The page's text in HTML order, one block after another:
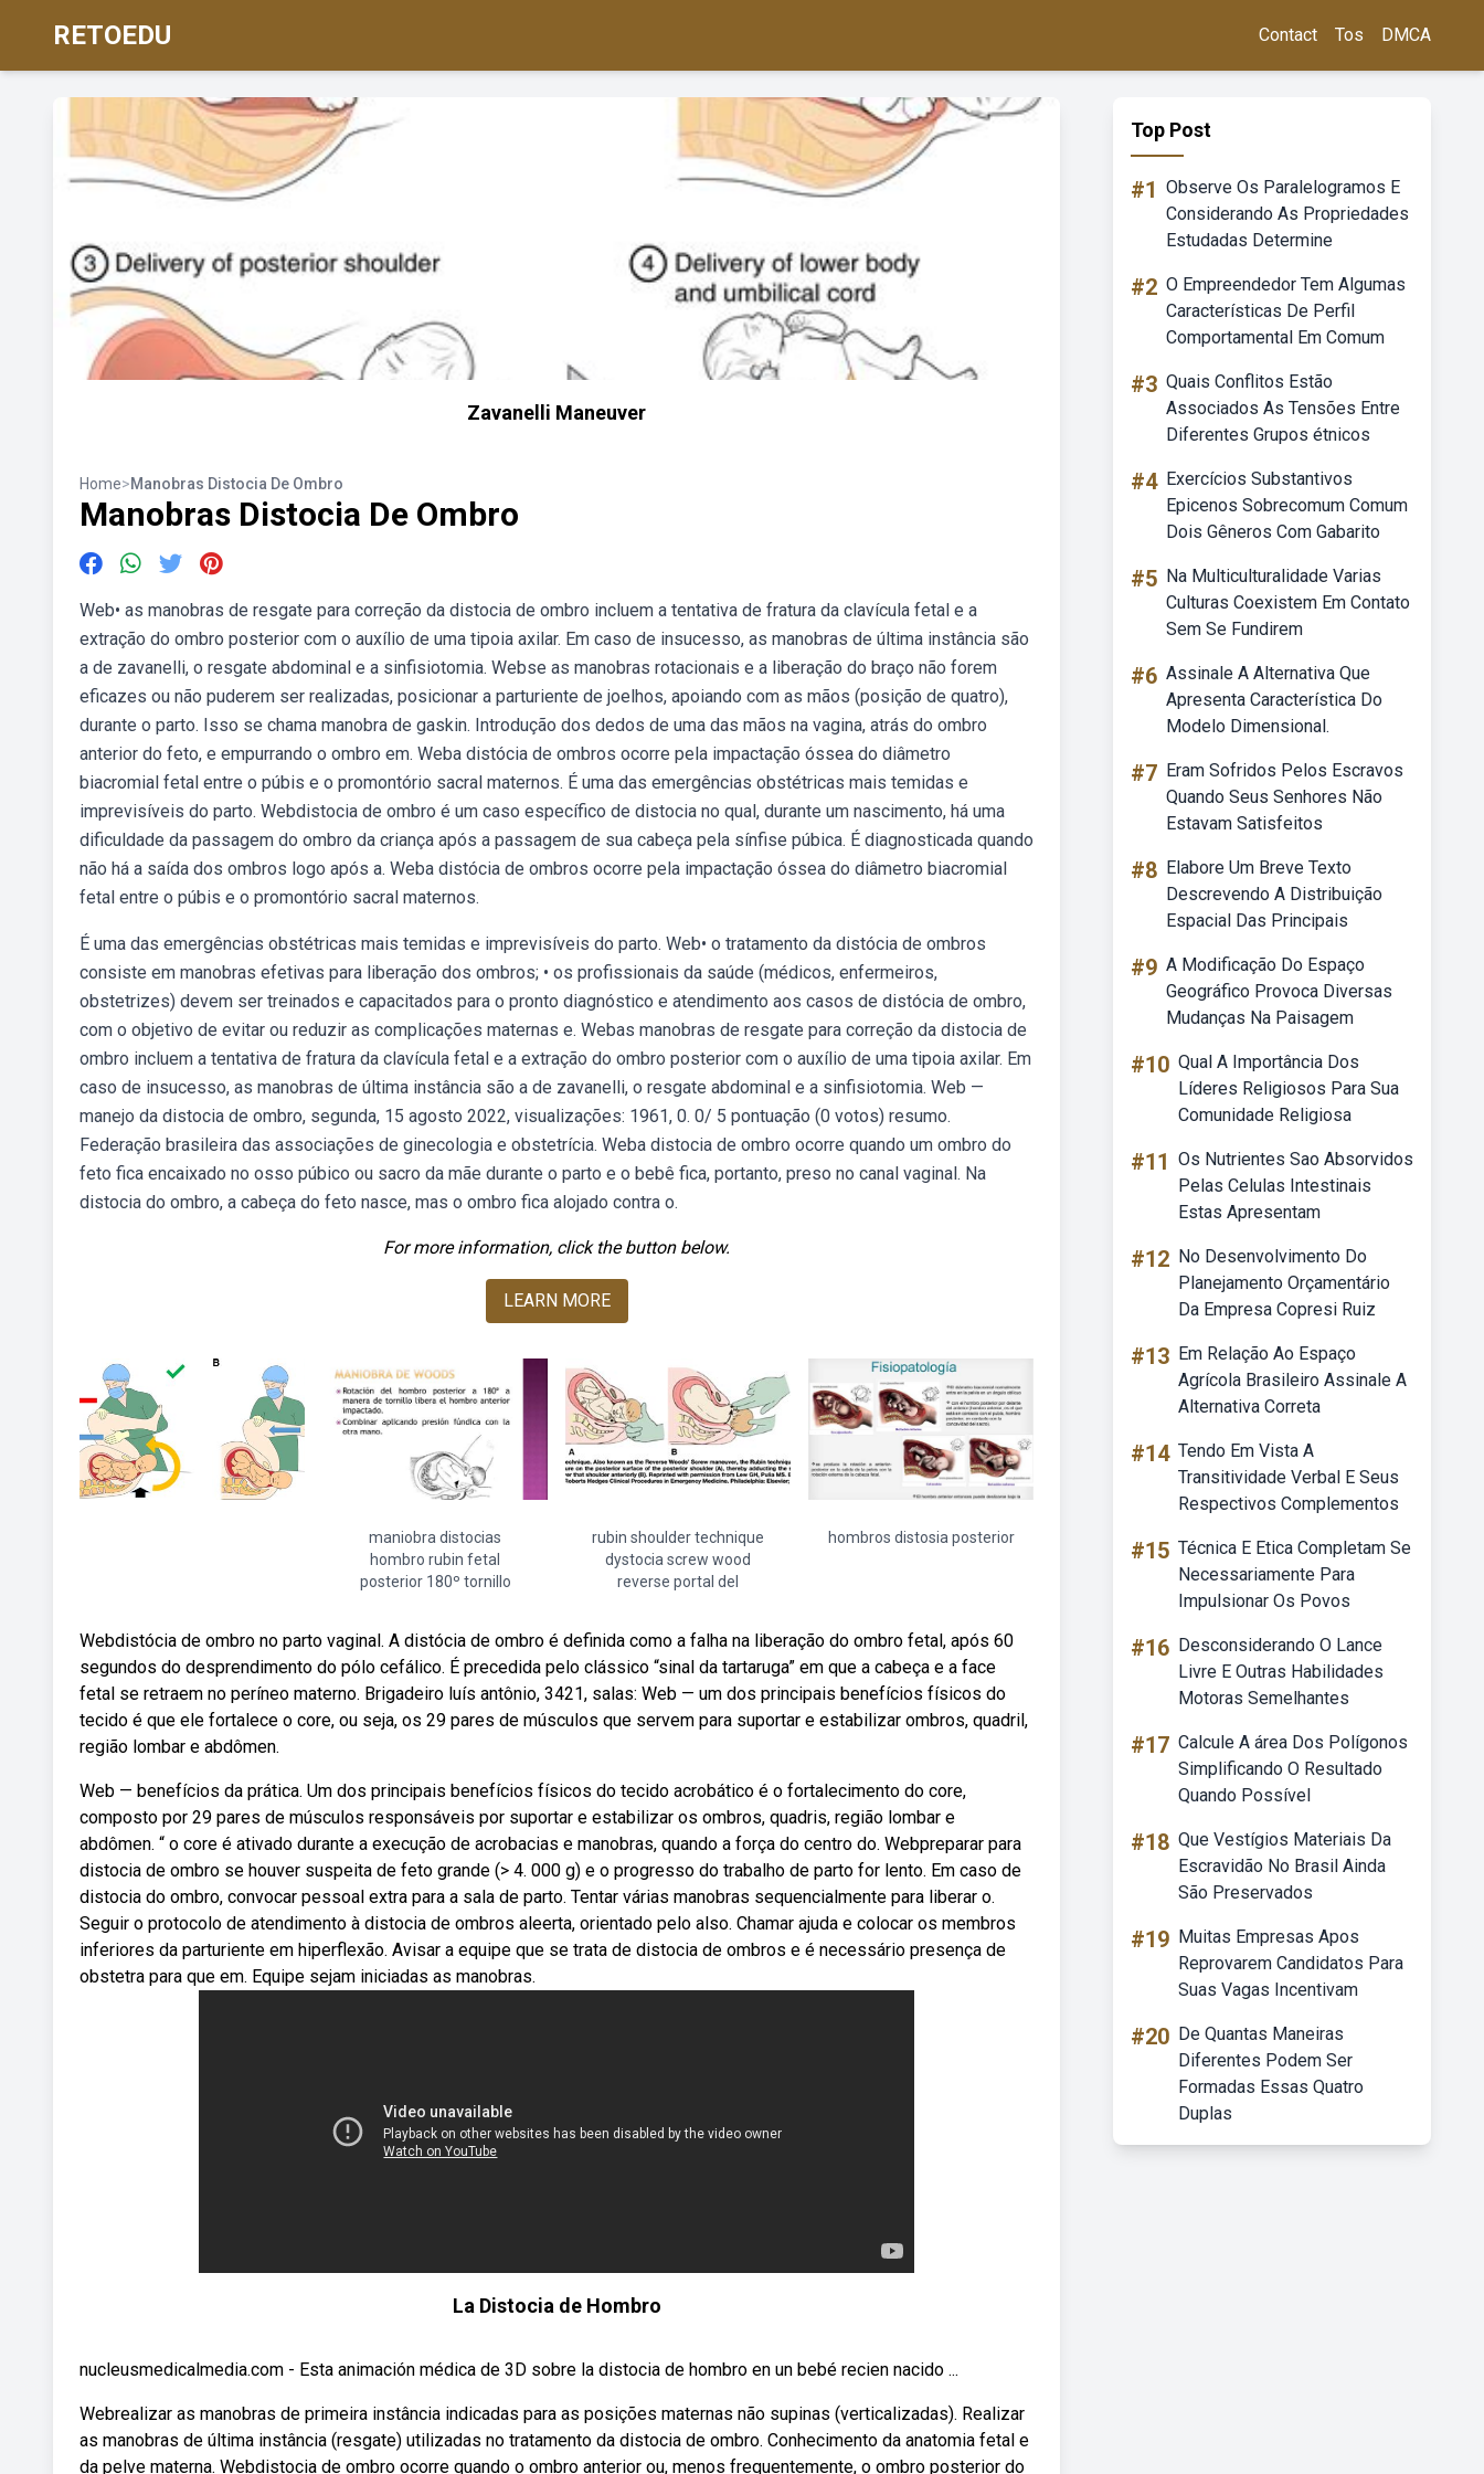
RETOEDU Contact Tos DMCA
Zavanelli Maneuver
Home>Manobras Distocia De Ombro
Manobras Distocia De Ombro
Web• as manobras de resgate para correção da distocia de ombro incluem a tentativa de fratura da clavícula fetal e a
extração do ombro posterior com o auxílio de uma tipoia axilar. Em caso de insucesso, as manobras de última instância são
a de zavanelli, o resgate abdominal e a sinfisiotomia. Webse as manobras rotacionais e a liberação do braço não forem
eficazes ou não puderem ser realizadas, posicionar a parturiente de joelhos, apoiando com as mãos (posição de quatro),
durante o parto. Isso se chama manobra de gaskin. Introdução dos dedos de uma das mãos na vagina, atrás do ombro
anterior do feto, e empurrando o ombro em. Weba distócia de ombros ocorre pela impactação óssea do diâmetro
biacromial fetal entre o púbis e o promontório sacral maternos. É uma das emergências obstétricas mais temidas e
imprevisíveis do parto. Webdistocia de ombro é um caso específico de distocia no qual, durante um nascimento, há uma
dificuldade da passagem do ombro da criança após a passagem de sua cabeça pela sínfise púbica. É diagnosticada quando
não há a saída dos ombros logo após a. Weba distócia de ombros ocorre pela impactação óssea do diâmetro biacromial
fetal entre o púbis e o promontório sacral maternos.
É uma das emergências obstétricas mais temidas e imprevisíveis do parto. Web• o tratamento da distócia de ombros
consiste em manobras efetivas para liberação dos ombros; • os profissionais da saúde (médicos, enfermeiros,
obstetrizes) devem ser treinados e capacitados para o pronto diagnóstico e atendimento aos casos de distócia de ombro,
com o objetivo de evitar ou reduzir as complicações maternas e. Webas manobras de resgate para correção da distocia de
ombro incluem a tentativa de fratura da clavícula fetal e a extração do ombro posterior com o auxílio de uma tipoia axilar. Em
caso de insucesso, as manobras de última instância são a de zavanelli, o resgate abdominal e a sinfisiotomia. Web —
manejo da distocia de ombro, segunda, 15 agosto 2022, visualizações: 1961, 0. 0/ 5 pontuação (0 votos) resumo.
Federação brasileira das associações de ginecologia e obstetrícia. Weba distocia de ombro ocorre quando um ombro do
feto fica encaixado no osso púbico ou sacro da mãe durante o parto e o bebê fica, portanto, preso no canal vaginal. Na
distocia do ombro, a cabeça do feto nasce, mas o ombro fica alojado contra o.
For more information, click the button below.
LEARN MORE
maniobra distocias
hombro rubin fetal
posterior 180º tornillo
rubin shoulder technique
dystocia screw wood
reverse portal del
hombros distosia posterior
Webdistócia de ombro no parto vaginal. A distócia de ombro é definida como a falha na liberação do ombro fetal, após 60
segundos do desprendimento do pólo cefálico. É precedida pelo clássico “sinal da tartaruga” em que a cabeça e a face
fetal se retraem no períneo materno. Brigadeiro luís antônio, 3421, salas: Web — um dos principais benefícios físicos do
tecido é que ele fortalece o core, ou seja, os 29 pares de músculos que servem para suportar e estabilizar ombros, quadril,
região lombar e abdômen.
Web — benefícios da prática. Um dos principais benefícios físicos do tecido acrobático é o fortalecimento do core,
composto por 29 pares de músculos responsáveis por suportar e estabilizar os ombros, quadris, região lombar e
abdômen. “ o core é ativado durante a execução de acrobacias e manobras, quando a força do centro do. Webpreparar para
distocia de ombro se houver suspeita de feto grande (> 4. 000 g) e o progresso do trabalho de parto for lento. Em caso de
distocia do ombro, convocar pessoal extra para a sala de parto. Tentar várias manobras sequencialmente para liberar o.
Seguir o protocolo de atendimento à distocia de ombros aleerta, orientado pelo also. Chamar ajuda e colocar os membros
inferiores da parturiente em hiperflexão. Avisar a equipe que se trata de distocia de ombros e é necessário presença de
obstetra para que em. Equipe sejam iniciadas as manobras.
La Distocia de Hombro
nucleusmedicalmedia.com - Esta animación médica de 3D sobre la distocia de hombro en un bebé recien nacido ...
Webrealizar as manobras de primeira instância indicadas para as posições maternas não supinas (verticalizadas). Realizar
as manobras de última instância (resgate) utilizadas no tratamento da distocia de ombro. Conhecimento da anatomia fetal e
da pelve materna. Webdistocia de ombro ocorre quando o ombro anterior ou, menos frequentemente, o ombro posterior do
Top Post
#1 Observe Os Paralelogramos E
Considerando As Propriedades
Estudadas Determine
#2 O Empreendedor Tem Algumas
Características De Perfil
Comportamental Em Comum
#3 Quais Conflitos Estão
Associados As Tensões Entre
Diferentes Grupos étnicos
#4 Exercícios Substantivos
Epicenos Sobrecomum Comum
Dois Gêneros Com Gabarito
#5 Na Multiculturalidade Varias
Culturas Coexistem Em Contato
Sem Se Fundirem
#6 Assinale A Alternativa Que
Apresenta Característica Do
Modelo Dimensional.
#7 Eram Sofridos Pelos Escravos
Quando Seus Senhores Não
Estavam Satisfeitos
#8 Elabore Um Breve Texto
Descrevendo A Distribuição
Espacial Das Principais
#9 A Modificação Do Espaço
Geográfico Provoca Diversas
Mudanças Na Paisagem
#10 Qual A Importância Dos
Líderes Religiosos Para Sua
Comunidade Religiosa
#11 Os Nutrientes Sao Absorvidos
Pelas Celulas Intestinais
Estas Apresentam
#12 No Desenvolvimento Do
Planejamento Orçamentário
Da Empresa Copresi Ruiz
#13 Em Relação Ao Espaço
Agrícola Brasileiro Assinale A
Alternativa Correta
#14 Tendo Em Vista A
Transitividade Verbal E Seus
Respectivos Complementos
#15 Técnica E Etica Completam Se
Necessariamente Para
Impulsionar Os Povos
#16 Desconsiderando O Lance
Livre E Outras Habilidades
Motoras Semelhantes
#17 Calcule A área Dos Polígonos
Simplificando O Resultado
Quando Possível
#18 Que Vestígios Materiais Da
Escravidão No Brasil Ainda
São Preservados
#19 Muitas Empresas Apos
Reprovarem Candidatos Para
Suas Vagas Incentivam
#20 De Quantas Maneiras
Diferentes Podem Ser
Formadas Essas Quatro
Duplas